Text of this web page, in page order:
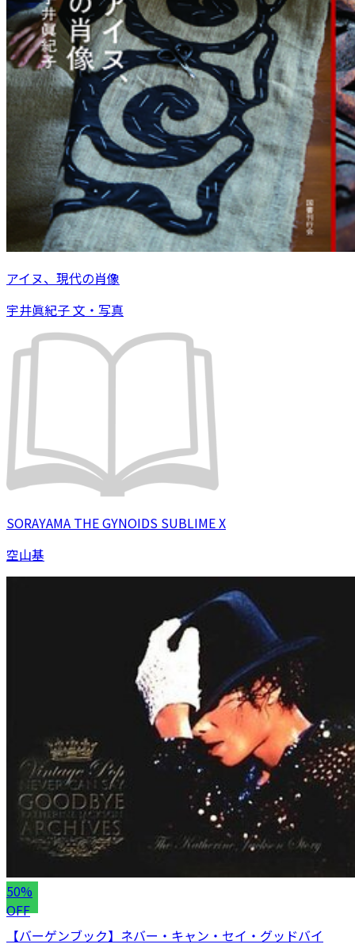
アイヌ、現代の肖像
宇井眞紀子 文・写真
SORAYAMA THE GYNOIDS SUBLIME X
空山基
50%
OFF
【バーゲンブック】ネバー・キャン・セイ・グッドバイ